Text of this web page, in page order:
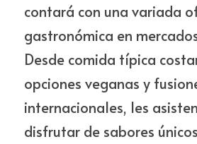
contará con una variada
gastronómica en
Desde comida típica
opciones veganas y
internacionales, les
disfrutar de sabores